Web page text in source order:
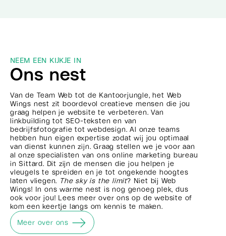
NEEM EEN KIJKJE IN
Ons nest
Van de Team Web tot de Kantoorjungle, het Web
Wings nest zit boordevol creatieve mensen die jou
graag helpen je website te verbeteren. Van
linkbuilding tot SEO-teksten en van
bedrijfsfotografie tot webdesign. Al onze teams
hebben hun eigen expertise zodat wij jou optimaal
van dienst kunnen zijn. Graag stellen we je voor aan
al onze specialisten van ons online marketing bureau
in Sittard. Dit zijn de mensen die jou helpen je
vleugels te spreiden en je tot ongekende hoogtes
laten vliegen. The sky is the limit? Niet bij Web
Wings! In ons warme nest is nog genoeg plek, dus
ook voor jou! Lees meer over ons op de website of
kom een keertje langs om kennis te maken.
Meer over ons